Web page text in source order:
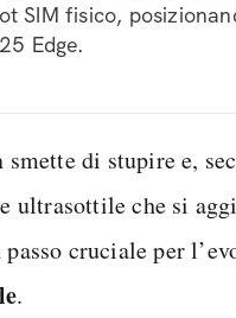
SIM fisico,
Edge.
smette di stupire e,
ultrasottile che si
passo cruciale per
.